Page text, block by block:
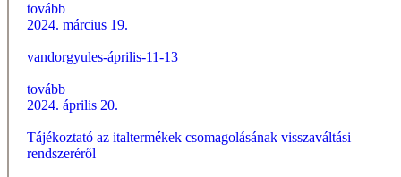
tovább
2024. március 19.
vandorgyules-április-11-13
tovább
2024. április 20.
Tájékoztató az italtermékek csomagolásának visszaváltási
rendszeréről